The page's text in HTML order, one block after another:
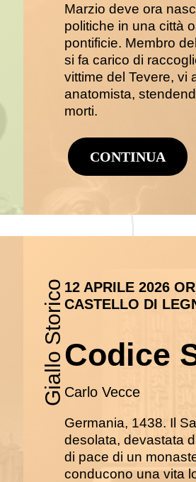
Marzio deve ora
politiche in una città
pontificie. Membro
si fa carico di
vittime del Tevere, vi
anatomista,
morti.
CONTINUA
Giallo Storico 12 APRILE 2026
CASTELLO DI
Codice
Carlo Vecce
Germania, 1438. Il
desolata, devastata
di pace di un
conducono una vita